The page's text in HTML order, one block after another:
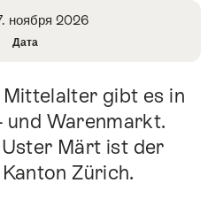
Дата
ноября 2026
gibt es in
und Warenmarkt.
Märt ist der
Zürich.